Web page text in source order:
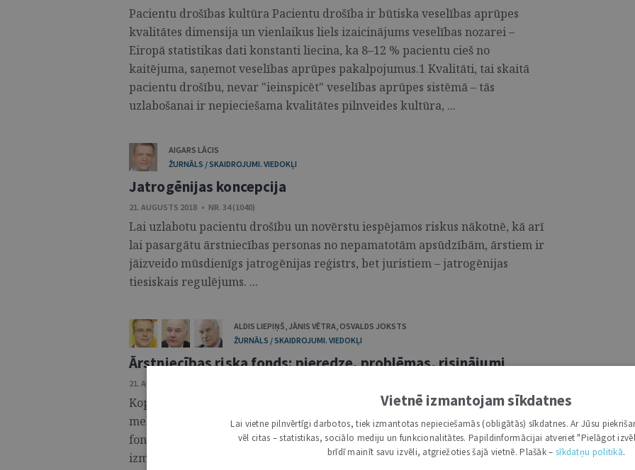
Pacientu drošības kultūra Pacientu drošība ir būtiska veselības aprūpes
kvalitātes dimensija un vienlaikus liels izaicinājums veselības nozarei –
Eiropā statistikas dati konstanti liecina, ka 8–12 % pacientu cieš no
kaitējuma, saņemot veselības aprūpes pakalpojumus.1 Kvalitāti, tai skaitā
pacientu drošību, nevar "ieinspicēt" veselības aprūpes sistēmā – tās
uzlabošanai ir nepieciešama kvalitātes pilnveides kultūra, ...
AIGARS LĀCIS
ŽURNĀLS / SKAIDROJUMI. VIEDOKĻI
Jatrogēnijas koncepcija
21. AUGUSTS 2018 • NR. 34 (1040)
Lai uzlabotu pacientu drošību un novērstu iespējamos riskus nākotnē, kā arī
lai pasargātu ārstniecības personas no nepamatotām apsūdzībām, ārstiem ir
jāizveido mūsdienīgs jatrogēnijas reģistrs, bet juristiem – jatrogēnijas
tiesiskais regulējums. ...
ALDIS LIEPIŅŠ, JĀNIS VĒTRA, OSVALDS JOKSTS
ŽURNĀLS / SKAIDROJUMI. VIEDOKĻI
Ārstniecības riska fonds: pieredze, problēmas, risinājumi
21. AUGUSTS 2018 • NR. 34 (1040)
Kopš 2013. gada 25. oktobra Latvijā darbojas īpašs administratīvi tiesisks
mehānisms jeb pacientu tiesību aizsardzības līdzeklis – Ārstniecības riska
fonds. Sakarā ar jaunā koncepta ieviešanu ir notikusi procesuālo principu
izmaiņa. Civilprocesuālos un kriminālprocesuālos principus – pušu sacīksti
Vietnē izmantojam sīkdatnes
Lai vietne pilnvērtīgi darbotos, tiek izmantotas nepieciešamās (obligātās) sīkdatnes. Ar Jūsu
vēl citas – statistikas, sociālo mediju un funkcionalitātes. Papildinformācijai atveriet "Pielāgot
brīdī mainīt savu izvēli, atgriežoties šajā vietnē. Plašāk – sīkdatņu politikā.